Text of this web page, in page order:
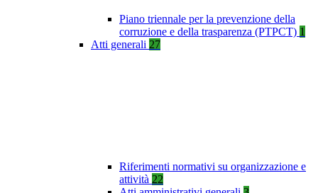
Piano triennale per la prevenzione della
corruzione e della trasparenza (PTPCT) 1
Atti generali 27
Riferimenti normativi su organizzazione e
attività 22